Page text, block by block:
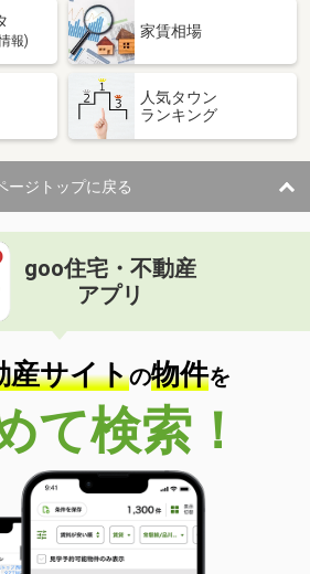
報)
家賃相場
人気タウン
ランキング
ージトップに戻る
goo住宅・不動産
アプリ
産サイトの物件を
て検索！